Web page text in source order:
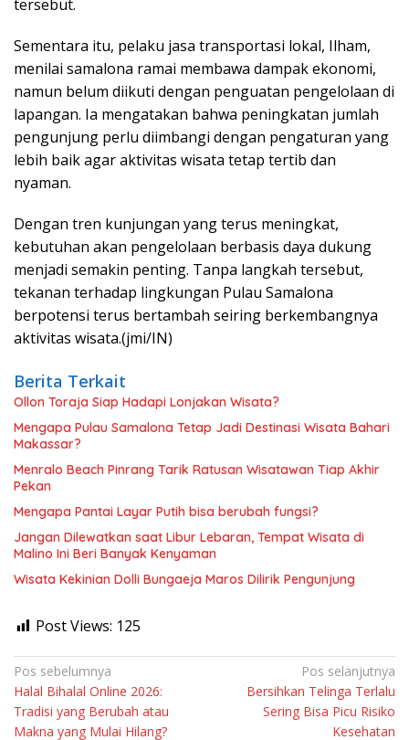
tersebut.
Sementara itu, pelaku jasa transportasi lokal, Ilham,
menilai samalona ramai membawa dampak ekonomi,
namun belum diikuti dengan penguatan pengelolaan di
lapangan. Ia mengatakan bahwa peningkatan jumlah
pengunjung perlu diimbangi dengan pengaturan yang
lebih baik agar aktivitas wisata tetap tertib dan
nyaman.
Dengan tren kunjungan yang terus meningkat,
kebutuhan akan pengelolaan berbasis daya dukung
menjadi semakin penting. Tanpa langkah tersebut,
tekanan terhadap lingkungan Pulau Samalona
berpotensi terus bertambah seiring berkembangnya
aktivitas wisata.(jmi/IN)
Berita Terkait
Ollon Toraja Siap Hadapi Lonjakan Wisata?
Mengapa Pulau Samalona Tetap Jadi Destinasi Wisata Bahari
Makassar?
Menralo Beach Pinrang Tarik Ratusan Wisatawan Tiap Akhir
Pekan
Mengapa Pantai Layar Putih bisa berubah fungsi?
Jangan Dilewatkan saat Libur Lebaran, Tempat Wisata di
Malino Ini Beri Banyak Kenyaman
Wisata Kekinian Dolli Bungaeja Maros Dilirik Pengunjung
Post Views: 125
Navigasi
pos
Pos sebelumnya
Halal Bihalal Online 2026:
Tradisi yang Berubah atau
Makna yang Mulai Hilang?
Pos selanjutnya
Bersihkan Telinga Terlalu
Sering Bisa Picu Risiko
Kesehatan